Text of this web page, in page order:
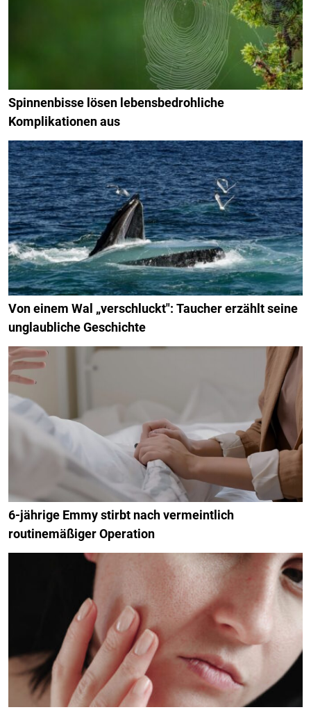
Spinnenbisse lösen lebensbedrohliche
Komplikationen aus
Von einem Wal „verschluckt": Taucher erzählt seine
unglaubliche Geschichte
6-jährige Emmy stirbt nach vermeintlich
routinemäßiger Operation